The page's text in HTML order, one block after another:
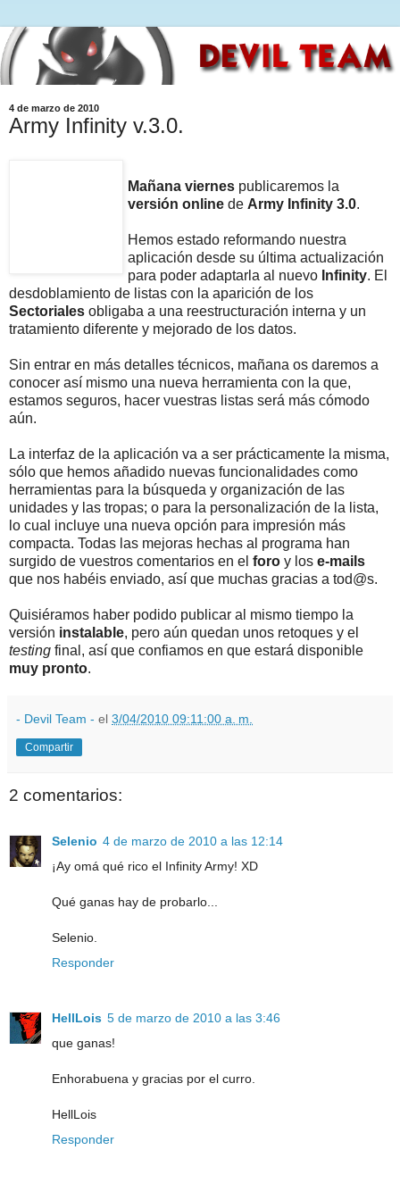
4 de marzo de 2010
Army Infinity v.3.0.
Mañana viernes publicaremos la
versión online de Army Infinity 3.0.
Hemos estado reformando nuestra
aplicación desde su última actualización
para poder adaptarla al nuevo Infinity. El
desdoblamiento de listas con la aparición de los
Sectoriales obligaba a una reestructuración interna y un
tratamiento diferente y mejorado de los datos.
Sin entrar en más detalles técnicos, mañana os daremos a
conocer así mismo una nueva herramienta con la que,
estamos seguros, hacer vuestras listas será más cómodo
aún.
La interfaz de la aplicación va a ser prácticamente la misma,
sólo que hemos añadido nuevas funcionalidades como
herramientas para la búsqueda y organización de las
unidades y las tropas; o para la personalización de la lista,
lo cual incluye una nueva opción para impresión más
compacta. Todas las mejoras hechas al programa han
surgido de vuestros comentarios en el foro y los e-mails
que nos habéis enviado, así que muchas gracias a tod@s.
Quisiéramos haber podido publicar al mismo tiempo la
versión instalable, pero aún quedan unos retoques y el
testing final, así que confiamos en que estará disponible
muy pronto.
- Devil Team - el 3/04/2010 09:11:00 a. m.
Compartir
2 comentarios:
Selenio 4 de marzo de 2010 a las 12:14
¡Ay omá qué rico el Infinity Army! XD
Qué ganas hay de probarlo...
Selenio.
Responder
HellLois 5 de marzo de 2010 a las 3:46
que ganas!
Enhorabuena y gracias por el curro.
HellLois
Responder